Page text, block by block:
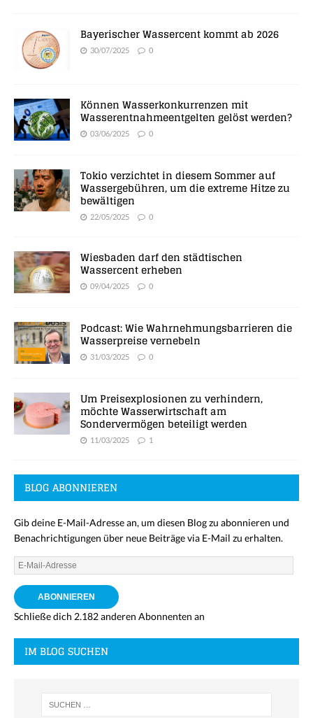
Bayerischer Wassercent kommt ab 2026
30/07/2025 0
Können Wasserkonkurrenzen mit
Wasserentnahmeentgelten gelöst werden?
03/06/2025 0
Tokio verzichtet in diesem Sommer auf
Wassergebühren, um die extreme Hitze zu
bewältigen
22/05/2025 0
Wiesbaden darf den städtischen
Wassercent erheben
09/04/2025 0
Podcast: Wie Wahrnehmungsbarrieren die
Wasserpreise vernebeln
31/03/2025 0
Um Preisexplosionen zu verhindern,
möchte Wasserwirtschaft am
Sondervermögen beteiligt werden
11/03/2025 1
BLOG ABONNIEREN
Gib deine E-Mail-Adresse an, um diesen Blog zu abonnieren und
Benachrichtigungen über neue Beiträge via E-Mail zu erhalten.
ABONNIEREN
Schließe dich 2.182 anderen Abonnenten an
IM BLOG SUCHEN